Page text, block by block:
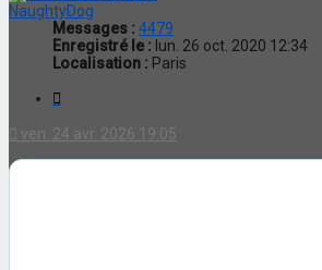
NaughtyDog
Messages : 4479
Enregistré le : lun. 26 oct. 2020 12:34
Localisation : Paris
ven. 24 avr. 2026 19:05